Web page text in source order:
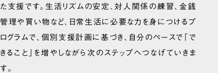
た支援です。生活リズムの安定、対人関係の練習、金銭
管理や買い物など、日常生活に必要な力を身につけるプ
ログラムで、個別支援計画に基づき、自分のペースで「で
きること」を増やしながら次のステップへつなげていきま
す。